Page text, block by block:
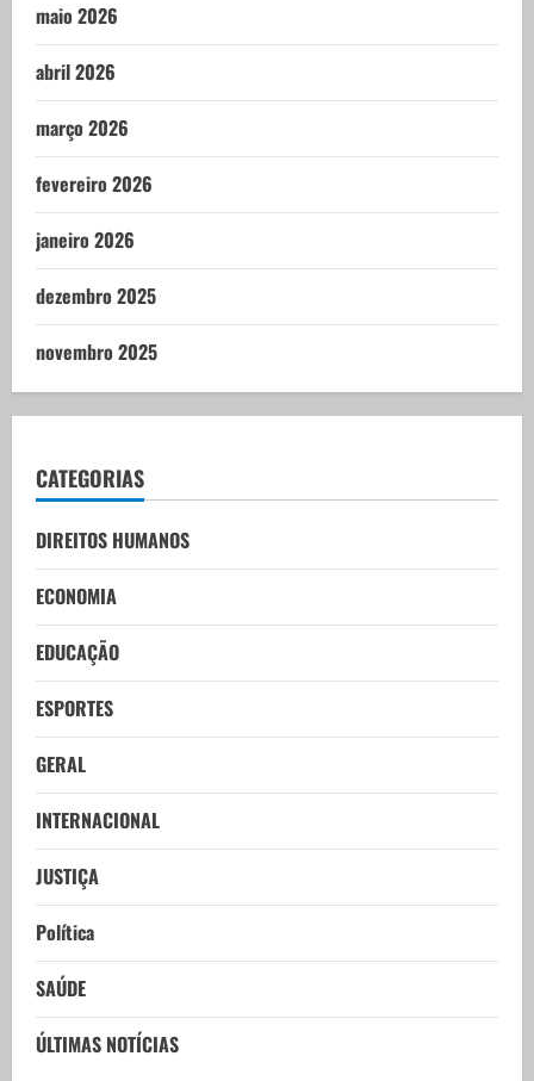
maio 2026
abril 2026
março 2026
fevereiro 2026
janeiro 2026
dezembro 2025
novembro 2025
CATEGORIAS
DIREITOS HUMANOS
ECONOMIA
EDUCAÇÃO
ESPORTES
GERAL
INTERNACIONAL
JUSTIÇA
Política
SAÚDE
ÚLTIMAS NOTÍCIAS